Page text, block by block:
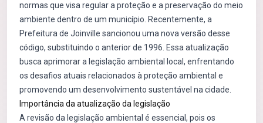
normas que visa regular a proteção e a preservação do meio
ambiente dentro de um município. Recentemente, a
Prefeitura de Joinville sancionou uma nova versão desse
código, substituindo o anterior de 1996. Essa atualização
busca aprimorar a legislação ambiental local, enfrentando
os desafios atuais relacionados à proteção ambiental e
promovendo um desenvolvimento sustentável na cidade.
Importância da atualização da legislação
A revisão da legislação ambiental é essencial, pois os